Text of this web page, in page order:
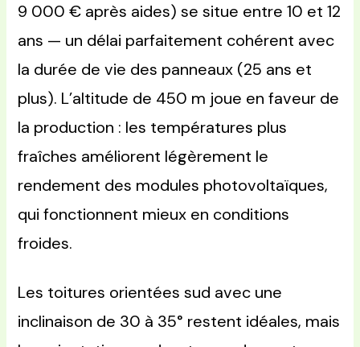
9 000 € après aides) se situe entre 10 et 12
ans — un délai parfaitement cohérent avec
la durée de vie des panneaux (25 ans et
plus). L’altitude de 450 m joue en faveur de
la production : les températures plus
fraîches améliorent légèrement le
rendement des modules photovoltaïques,
qui fonctionnent mieux en conditions
froides.
Les toitures orientées sud avec une
inclinaison de 30 à 35° restent idéales, mais